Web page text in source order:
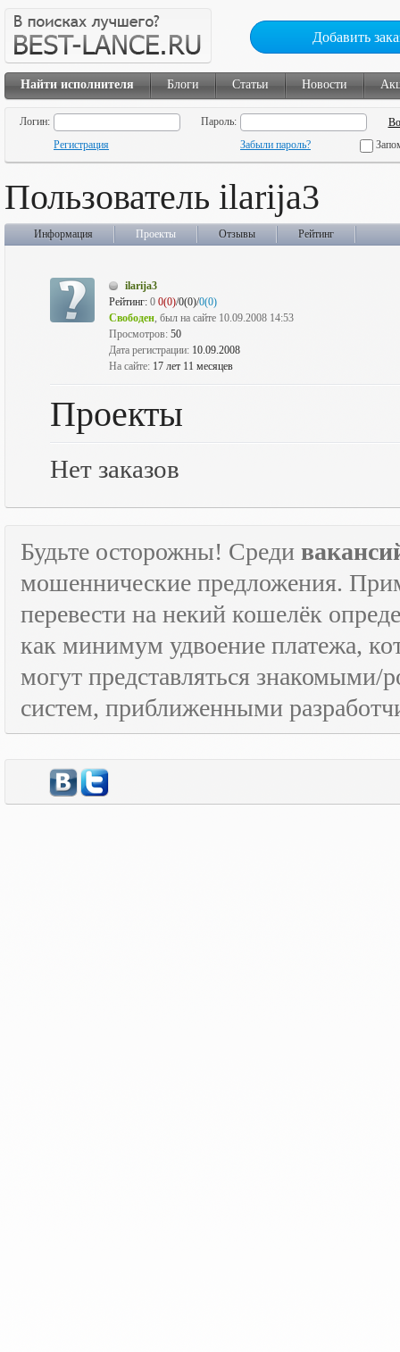
Добавить
Найти исполнителя Блоги Статьи Новости
Логин:
Пароль:
Регистрация
Забыли пароль?
Пользователь ilarija3
Информация Проекты Отзывы Рейтинг
ilarija3
Рейтинг: 0 0(0)/0(0)/0(0)
Свободен, был на сайте 10.09.2008 14:53
Просмотров: 50
Дата регистрации: 10.09.2008
На сайте: 17 лет 11 месяцев
Проекты
Нет заказов
Будьте осторожны! Среди
мошеннические предложения.
перевести на некий кошелёк
как минимум удвоение платежа,
могут представляться знакомыми/
систем, приближенными